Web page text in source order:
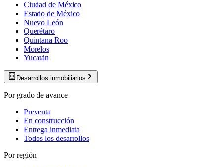
Ciudad de México
Estado de México
Nuevo León
Querétaro
Quintana Roo
Morelos
Yucatán
Desarrollos inmobiliarios
Por grado de avance
Preventa
En construcción
Entrega inmediata
Todos los desarrollos
Por región